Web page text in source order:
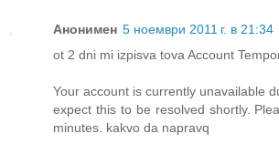
Анонимен 5 ноември 2011 г. в 21:34
ot 2 dni mi izpisva tova Account
Your account is currently unavailable
expect this to be resolved shortly.
minutes. kakvo da napravq